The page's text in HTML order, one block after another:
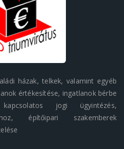
házak, telkek, valamint egyéb
értékesítése, ingatlanok bérbe
jogi ügyintézés,
építőipari szakemberek